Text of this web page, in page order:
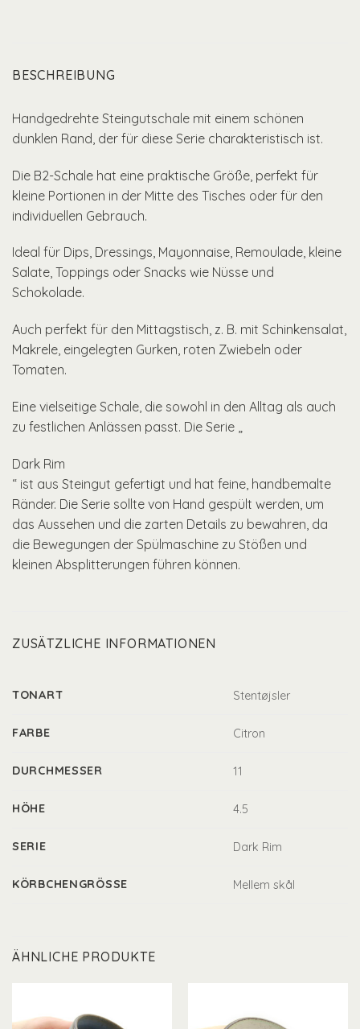
BESCHREIBUNG
Handgedrehte Steingutschale mit einem schönen
dunklen Rand, der für diese Serie charakteristisch ist.
Die B2-Schale hat eine praktische Größe, perfekt für
kleine Portionen in der Mitte des Tisches oder für den
individuellen Gebrauch.
Ideal für Dips, Dressings, Mayonnaise, Remoulade, kleine
Salate, Toppings oder Snacks wie Nüsse und
Schokolade.
Auch perfekt für den Mittagstisch, z. B. mit Schinkensalat,
Makrele, eingelegten Gurken, roten Zwiebeln oder
Tomaten.
Eine vielseitige Schale, die sowohl in den Alltag als auch
zu festlichen Anlässen passt. Die Serie „
Dark Rim
“ ist aus Steingut gefertigt und hat feine, handbemalte
Ränder. Die Serie sollte von Hand gespült werden, um
das Aussehen und die zarten Details zu bewahren, da
die Bewegungen der Spülmaschine zu Stößen und
kleinen Absplitterungen führen können.
ZUSÄTZLICHE INFORMATIONEN
TONART Stentøjsler
FARBE Citron
DURCHMESSER 11
HÖHE 4.5
SERIE Dark Rim
KÖRBCHENGRÖSSE Mellem skål
ÄHNLICHE PRODUKTE